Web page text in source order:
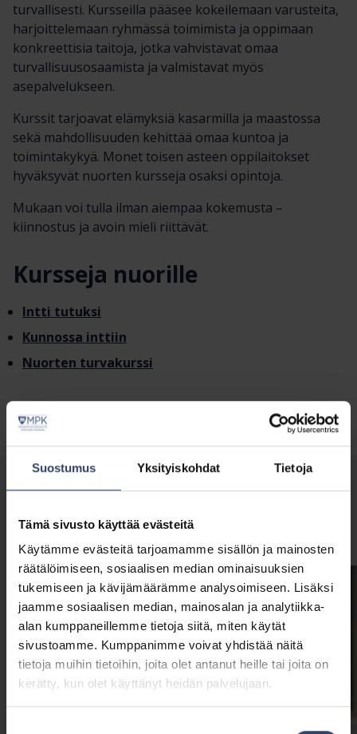
Suostumus Yksityiskohdat Tietoja
Tämä sivusto käyttää evästeitä
Käytämme evästeitä tarjoamamme sisällön ja mainosten
räätälöimiseen, sosiaalisen median ominaisuuksien
tukemiseen ja kävijämäärämme analysoimiseen. Lisäksi
jaamme sosiaalisen median, mainosalan ja analytiikka-
alan kumppaneillemme tietoja siitä, miten käytät
sivustoamme. Kumppanimme voivat yhdistää näitä
tietoja muihin tietoihin, joita olet antanut heille tai joita on
kerätty, kun olet käyttänyt heidän palvelujaan.
turvallisesti. Kursseilla pääsee kokeilemaan varusteita,
harjoittelemaan ryhmässä toimimista ja oppimaan
konkreettisia taitoja, jotka vahvistavat omaa
turvallisuusosaamista ja valmistavat myös
asepalvelukseen.
Kurssit tarjoavat elämyksiä kasarmilla ja maastossa
sekä mahdollisuuden kehittää omaa kuntoa ja
toimintakykyä. Monet toisen asteen oppilaitokset
hyväksyvät nuorten kursseja osaksi opintoja.
Mukaan voi tulla ilman aiempaa kokemusta –
kiinnostus ja avoin mieli riittävät.
Kursseja nuorille
Intti tutuksi
Kunnossa inttiin
Nuorten turvakurssi
Koulutuskalenteriin